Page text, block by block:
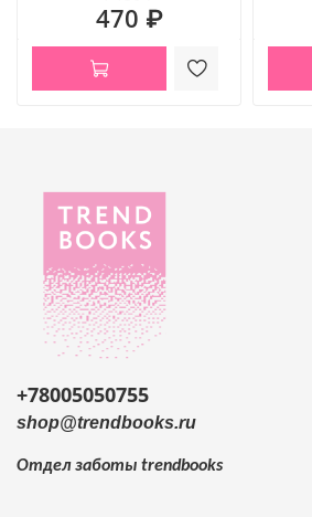
470 ₽
+78005050755
shop@trendbooks.ru
Отдел заботы trendbooks